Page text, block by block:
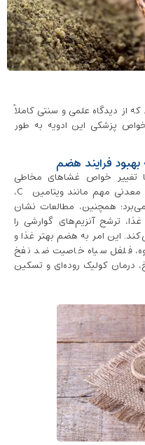
از دیدگاه علمی و سنتی کاملاً
پزشکی این ادویه به ‌طور
فرایند هضم
تغییر خواص غشاهای مخاطی
دستگاه گوارش، جذب ویتامین‌ها و مواد معدنی مهم مانند ویتامین C،
می‌برد؛ همچنین، مطالعات نشان
ترشح آنزیم‌های گوارشی را
این امر به هضم بهتر غذا و
فلفل سیاه خاصیت ضد نفخ
درمان کولیک روده‌ای و تسکین